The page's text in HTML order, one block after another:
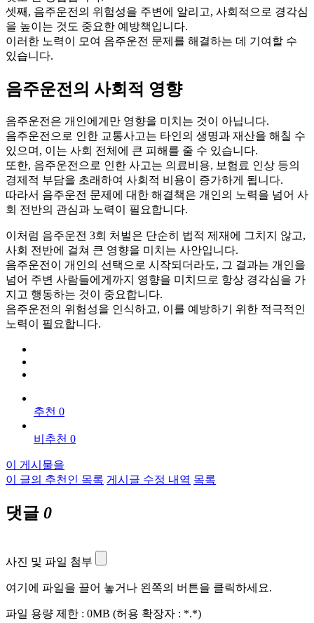
셋째, 음주운전의 위험성을 주변에 알리고, 사회적으로 경각심
을 높이는 것도 중요한 예방책입니다.
이러한 노력이 모여 음주운전 문제를 해결하는 데 기여할 수
있습니다.
음주운전의 사회적 영향
음주운전은 개인에게만 영향을 미치는 것이 아닙니다.
음주운전으로 인한 교통사고는 타인의 생명과 재산을 해칠 수
있으며, 이는 사회 전체에 큰 피해를 줄 수 있습니다.
또한, 음주운전으로 인한 사고는 의료비용, 보험료 인상 등의
경제적 부담을 초래하여 사회적 비용이 증가하게 됩니다.
따라서 음주운전 문제에 대한 해결책은 개인의 노력을 넘어 사
회 전반의 관심과 노력이 필요합니다.
이처럼 음주운전 3회 처벌은 단순히 법적 제재에 그치지 않고,
사회 전반에 걸쳐 큰 영향을 미치는 사안입니다.
음주운전이 개인의 선택으로 시작되더라도, 그 결과는 개인을
넘어 주변 사람들에게까지 영향을 미치므로 항상 경각심을 가
지고 행동하는 것이 중요합니다.
음주운전의 위험성을 인식하고, 이를 예방하기 위한 적극적인
노력이 필요합니다.
추천 0
비추천 0
이 게시물을
이 글의 추천인 목록 게시글 수정 내역 목록
댓글 0
사진 및 파일 첨부
여기에 파일을 끌어 놓거나 왼쪽의 버튼을 클릭하세요.
파일 용량 제한 : 0MB (허용 확장자 : *.*)